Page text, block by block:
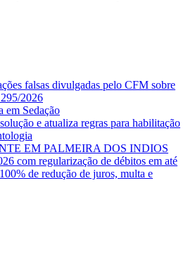
falsas divulgadas pelo CFM sobre
2026
em Sedação
e atualiza regras para habilitação
EM PALMEIRA DOS INDIOS
com regularização de débitos em até
de redução de juros, multa e